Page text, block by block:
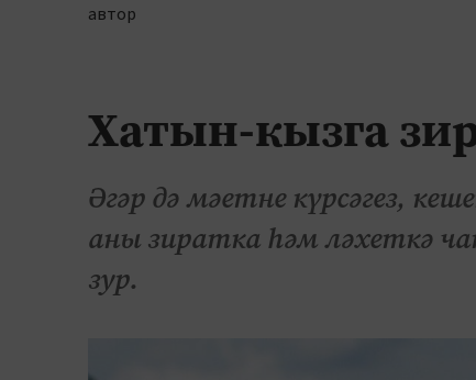
автор
Хатын-кызга
Әгәр дә мәетне күрсәгез,
аны зиратка һәм ләхеткә
зур.